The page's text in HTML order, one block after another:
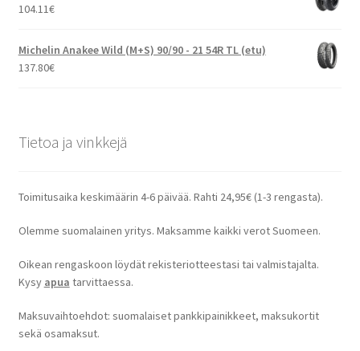
104.11€
Michelin Anakee Wild (M+S) 90/90 - 21 54R TL (etu)
137.80€
Tietoa ja vinkkejä
Toimitusaika keskimäärin 4-6 päivää. Rahti 24,95€ (1-3 rengasta).
Olemme suomalainen yritys. Maksamme kaikki verot Suomeen.
Oikean rengaskoon löydät rekisteriotteestasi tai valmistajalta.
Kysy apua tarvittaessa.
Maksuvaihtoehdot: suomalaiset pankkipainikkeet, maksukortit
sekä osamaksut.